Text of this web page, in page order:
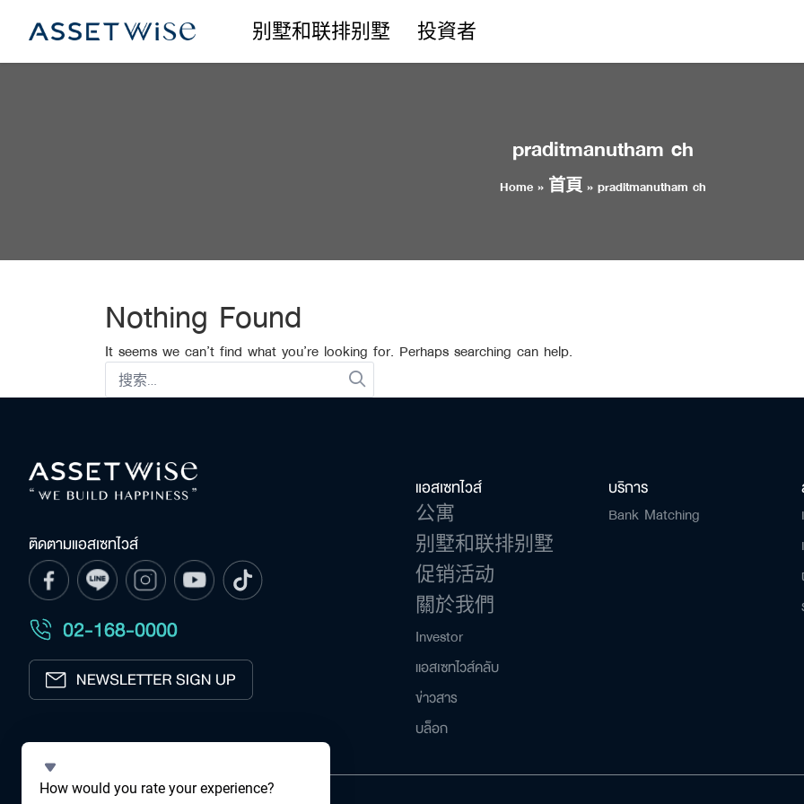
content
别墅和联排别墅 投資者
索：
praditmanutham ch
Home » 首頁 » praditmanutham ch
Nothing Found
It seems we can’t find what you’re looking for. Perhaps searching can help.
搜
索：
ติดตามแอสเซทไวส์
แอสเซทไวส์
公寓
别墅和联排别墅
促销活动
關於我們
Investor
แอสเซทไวส์คลับ
ข่าวสาร
บล็อก
บริการ
Bank Matching
เพื่อให้ไม่พลาดข้อมูลข่าวสาร และโอกาสรับข้อเสนอที่สำคัญฉันยินยอมรับข้
ข่าวสารโปรโมชันและข่าวสารจาก
How would you rate your experience?
Select